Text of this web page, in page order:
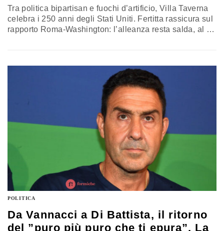
Tra politica bipartisan e fuochi d’artificio, Villa Taverna
celebra i 250 anni degli Stati Uniti. Fertitta rassicura sul
rapporto Roma-Washington: l’alleanza resta salda, al di
governo e dell’opposizione, a conferma di un legame
transatlantico che, nelle intenzioni degli organizzatori,
continua a rappresentare un punto fermo della politica
POLITICA
Da Vannacci a Di Battista, il ritorno
del ”puro più puro che ti epura”. La